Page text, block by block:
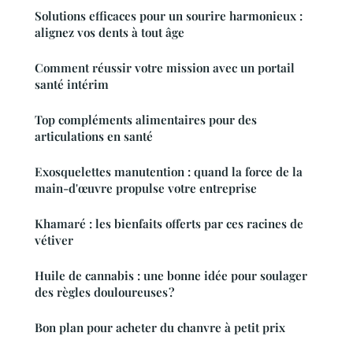
Solutions efficaces pour un sourire harmonieux :
alignez vos dents à tout âge
Comment réussir votre mission avec un portail
santé intérim
Top compléments alimentaires pour des
articulations en santé
Exosquelettes manutention : quand la force de la
main-d'œuvre propulse votre entreprise
Khamaré : les bienfaits offerts par ces racines de
vétiver
Huile de cannabis : une bonne idée pour soulager
des règles douloureuses ?
Bon plan pour acheter du chanvre à petit prix